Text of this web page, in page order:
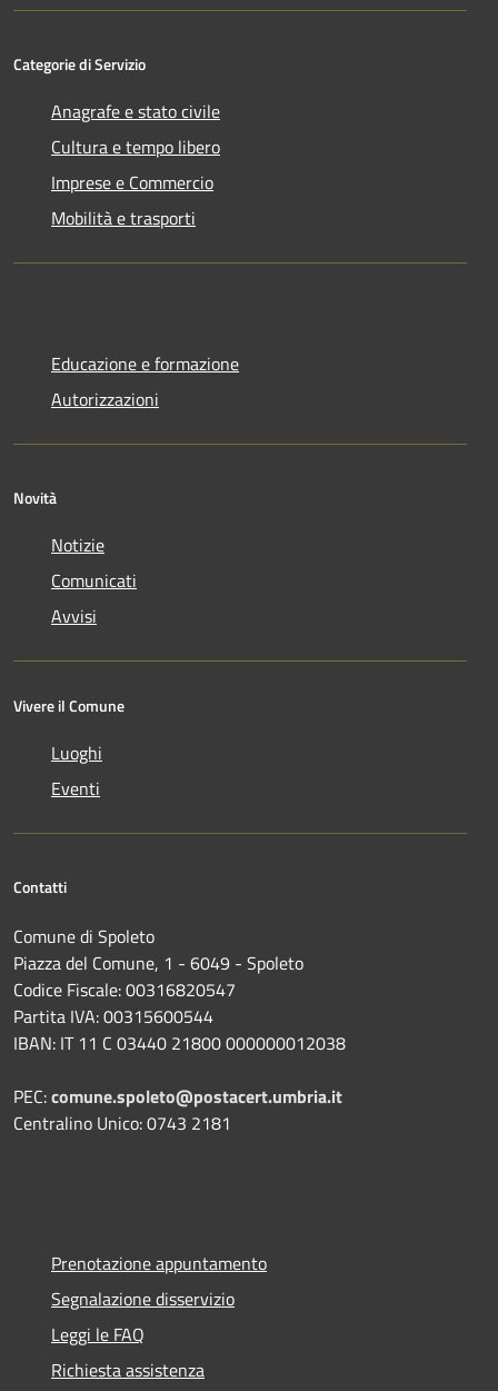
Categorie di Servizio
Anagrafe e stato civile
Cultura e tempo libero
Imprese e Commercio
Mobilità e trasporti
Educazione e formazione
Autorizzazioni
Novità
Notizie
Comunicati
Avvisi
Vivere il Comune
Luoghi
Eventi
Contatti
Comune di Spoleto
Piazza del Comune, 1 - 6049 - Spoleto
Codice Fiscale: 00316820547
Partita IVA: 00315600544
IBAN: IT 11 C 03440 21800 000000012038
PEC:comune.spoleto@postacert.umbria.it
Centralino Unico: 0743 2181
Prenotazione appuntamento
Segnalazione disservizio
Leggi le FAQ
Richiesta assistenza